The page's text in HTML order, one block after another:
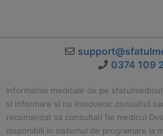
0374 109
Informatiile medicale de pe
si informare si nu inlocuiesc consultul
recomandat sa consultati fie medicul
disponibili in sistemul de programare la